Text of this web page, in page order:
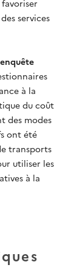
favoriser
services
enquête
à la
du coût
des modes
ont été
transports
utiliser les
à la